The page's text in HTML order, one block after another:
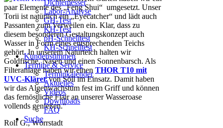
Dichtemesser
Labor-Analyse
GH-Test
KH-Test
pH-Schnelltest
KH-Schnelltest
Kundenstimmen
Termine & Service
Terminkalender
Aktuelles
Videos
Downloads
FAQ
Suche
paar Elemente des „Feng Shui“ umgesetzt. Unser
Torii ist natürlich ein „Eyecatcher“ und lädt auch
Passanten zum Verweilen ein. Klar, dass zu
diesem besonderen Gestaltungskonzept auch
Wasser in Form eines entsprechenden Teichs
gehört. In unserem Naturteich halten wir
Goldfische, Nasen und einen Sonnenbarsch. Als
Filteranlage haben wir einen THOR T10 mit
UVC-Klärervon Söll im Einsatz. Damit haben
wir das Algenwachstum fest im Griff und können
das fernöstliche Flair an unserer Wasseroase
vollends genießen.“
Rolf G., Wörrstadt